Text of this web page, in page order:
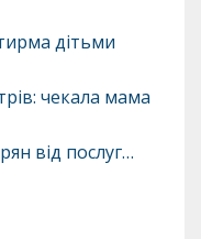
дітьми
чекала мама
від послуг…